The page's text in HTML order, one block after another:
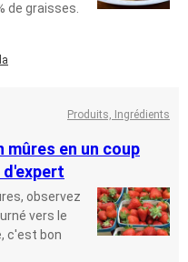
de graisses.
Produits, Ingrédients
en un coup
observez
vers le
c'est bon